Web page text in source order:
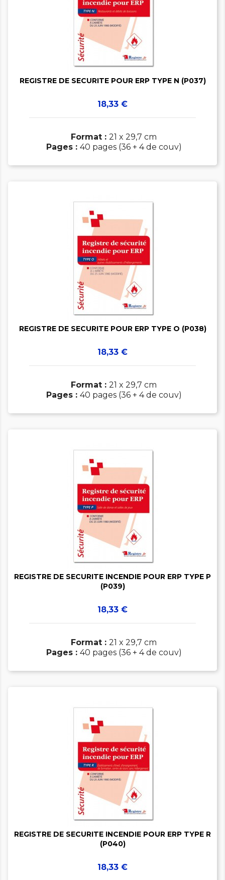


REGISTRE DE SECURITE POUR ERP TYPE N (P037)
Prix
18,33 €
Format : 21 x 29,7 cm
Pages : 40 pages (36 + 4 de couv)


REGISTRE DE SECURITE POUR ERP TYPE O (P038)
Prix
18,33 €
Format : 21 x 29,7 cm
Pages : 40 pages (36 + 4 de couv)


REGISTRE DE SECURITE INCENDIE POUR ERP TYPE P
(P039)
Prix
18,33 €
Format : 21 x 29,7 cm
Pages : 40 pages (36 + 4 de couv)


REGISTRE DE SECURITE INCENDIE POUR ERP TYPE R
(P040)
Prix
18,33 €